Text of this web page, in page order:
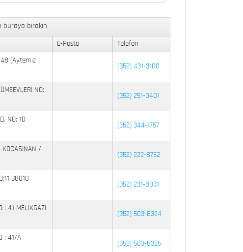
bırakın
E-Posta Telefon
(Aytemiz
(352) 431-3100
NO:
(352) 251-0401
NO: 10
(352) 344-1757
KOCASİNAN /
(352) 222-8752
38010
(352) 231-8031
: 41 MELİKGAZİ
(352) 503-8324
: 41/A
(352) 503-8325